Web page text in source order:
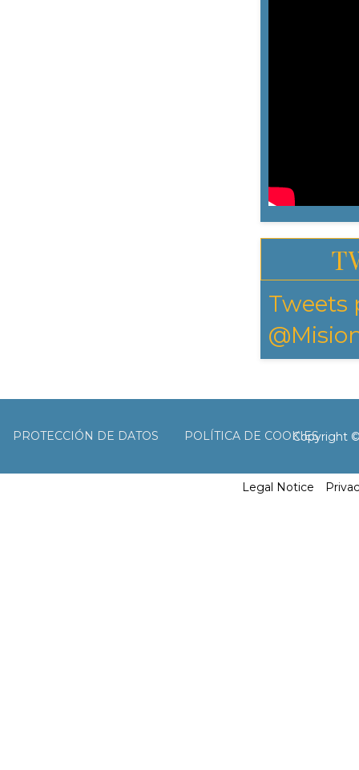
Tweets
PROTECCIÓN DE DATOS POLÍTICA DE COOKIESCopyright
Legal Notice